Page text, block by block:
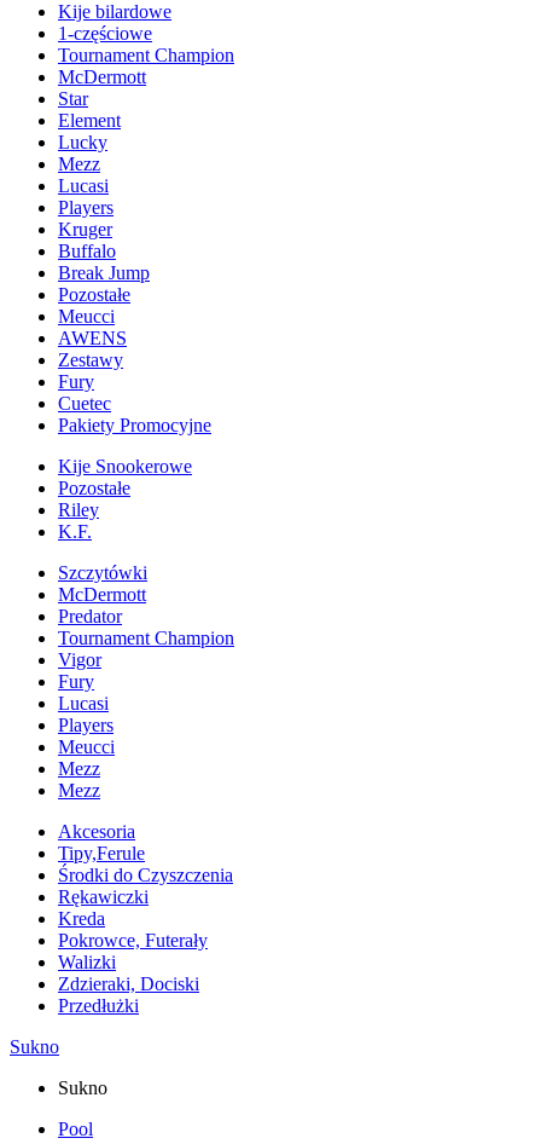
Kije bilardowe
1-częściowe
Tournament Champion
McDermott
Star
Element
Lucky
Mezz
Lucasi
Players
Kruger
Buffalo
Break Jump
Pozostałe
Meucci
AWENS
Zestawy
Fury
Cuetec
Pakiety Promocyjne
Kije Snookerowe
Pozostałe
Riley
K.F.
Szczytówki
McDermott
Predator
Tournament Champion
Vigor
Fury
Lucasi
Players
Meucci
Mezz
Mezz
Akcesoria
Tipy,Ferule
Środki do Czyszczenia
Rękawiczki
Kreda
Pokrowce, Futerały
Walizki
Zdzieraki, Dociski
Przedłużki
Sukno
Sukno
Pool